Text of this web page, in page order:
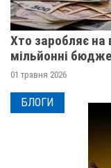
Хто заробляє на
мільйонні
01 травня 2026
БЛОГИ